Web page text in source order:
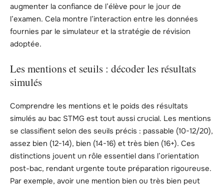
augmenter la confiance de l’élève pour le jour de
l’examen. Cela montre l’interaction entre les données
fournies par le simulateur et la stratégie de révision
adoptée.
Les mentions et seuils : décoder les résultats
simulés
Comprendre les mentions et le poids des résultats
simulés au bac STMG est tout aussi crucial. Les mentions
se classifient selon des seuils précis : passable (10-12/20),
assez bien (12-14), bien (14-16) et très bien (16+). Ces
distinctions jouent un rôle essentiel dans l’orientation
post-bac, rendant urgente toute préparation rigoureuse.
Par exemple, avoir une mention bien ou très bien peut